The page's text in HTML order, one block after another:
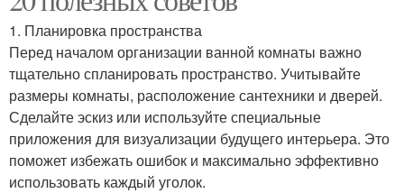
1. Планировка пространства
Перед началом организации ванной комнаты важно
тщательно спланировать пространство. Учитывайте
размеры комнаты, расположение сантехники и дверей.
Сделайте эскиз или используйте специальные
приложения для визуализации будущего интерьера. Это
поможет избежать ошибок и максимально эффективно
использовать каждый уголок.